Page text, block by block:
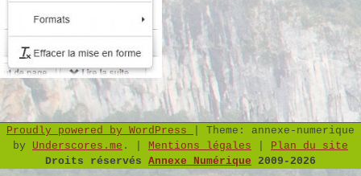
Proudly powered by WordPress
Theme: annexe-numerique
by Underscores.me . Mentions légales
Plan du site
Droits réservés Annexe Numérique 2009-2026